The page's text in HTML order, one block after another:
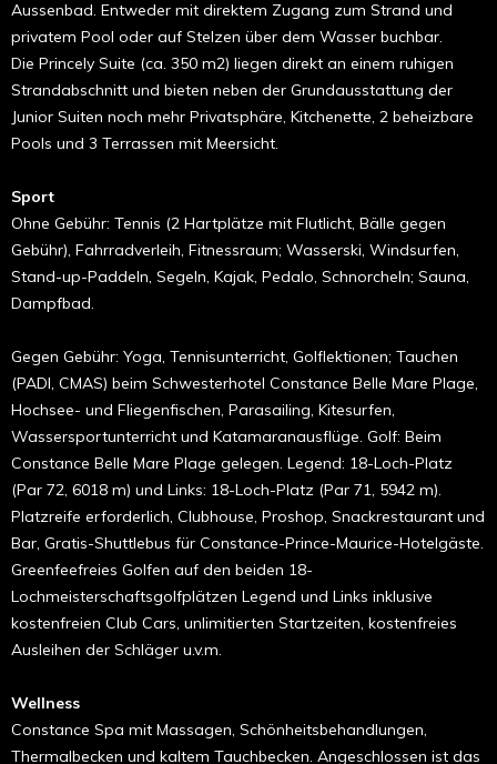
Aussenbad. Entweder mit direktem Zugang zum Strand und
privatem Pool oder auf Stelzen über dem Wasser buchbar.
Die Princely Suite (ca. 350 m2) liegen direkt an einem ruhigen
Strandabschnitt und bieten neben der Grundausstattung der
Junior Suiten noch mehr Privatsphäre, Kitchenette, 2 beheizbare
Pools und 3 Terrassen mit Meersicht.
Sport
Ohne Gebühr: Tennis (2 Hartplätze mit Flutlicht, Bälle gegen
Gebühr), Fahrradverleih, Fitnessraum; Wasserski, Windsurfen,
Stand-up-Paddeln, Segeln, Kajak, Pedalo, Schnorcheln; Sauna,
Dampfbad.
Gegen Gebühr: Yoga, Tennisunterricht, Golflektionen; Tauchen
(PADI, CMAS) beim Schwesterhotel Constance Belle Mare Plage,
Hochsee- und Fliegenfischen, Parasailing, Kitesurfen,
Wassersportunterricht und Katamaranausflüge. Golf: Beim
Constance Belle Mare Plage gelegen. Legend: 18-Loch-Platz
(Par 72, 6018 m) und Links: 18-Loch-Platz (Par 71, 5942 m).
Platzreife erforderlich, Clubhouse, Proshop, Snackrestaurant und
Bar, Gratis-Shuttlebus für Constance-Prince-Maurice-Hotelgäste.
Greenfeefreies Golfen auf den beiden 18-
Lochmeisterschaftsgolfplätzen Legend und Links inklusive
kostenfreien Club Cars, unlimitierten Startzeiten, kostenfreies
Ausleihen der Schläger u.v.m.
Wellness
Constance Spa mit Massagen, Schönheitsbehandlungen,
Thermalbecken und kaltem Tauchbecken. Angeschlossen ist das